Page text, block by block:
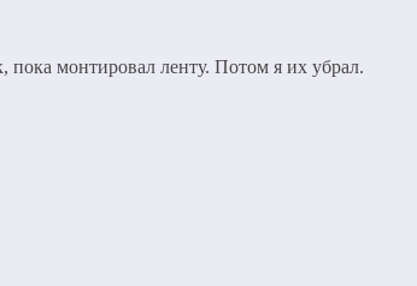
пока монтировал ленту. Потом я их убрал.